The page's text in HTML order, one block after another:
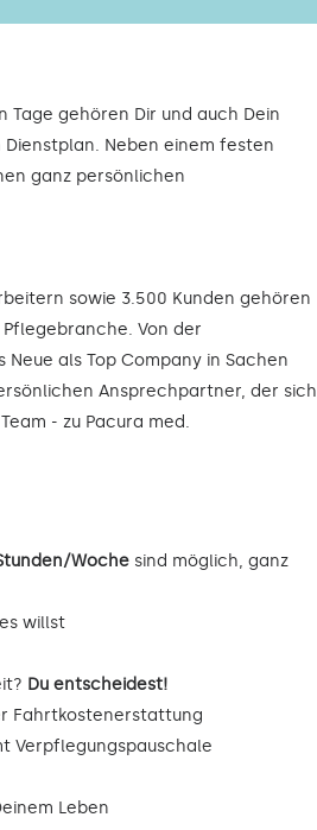
Tage gehören Dir und auch Dein
Neben einem festen
ganz persönlichen
sowie 3.500 Kunden gehören
Von der
als Top Company in Sachen
Ansprechpartner, der sich
- zu Pacura med.
Woche sind möglich, ganz
willst
Du entscheidest!
Fahrtkostenerstattung
Verpflegungspauschale
Leben